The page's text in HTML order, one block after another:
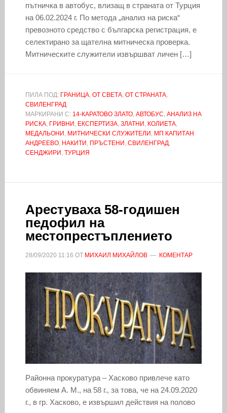
пътничка в автобус, влизащ в страната от Турция
на 06.02.2024 г. По метода „анализ на риска“
превозното средство с българска регистрация, е
селектирано за щателна митническа проверка.
Митническите служители извършват личен […]
ПИЛА ПОД: ГРАНИЦА, ОТ СВЕТА, ОТ СТРАНАТА,
СВИЛЕНГРАД
МАРКИРАНИ С: 14-КАРАТОВО ЗЛАТО, АВТОБУС, АНАЛИЗ НА
РИСКА, ГРИВНИ , ЕКСПЕРТИЗА, ЗЛАТНИ , КОЛИЕТА,
МЕДАЛЬОНИ , МИТНИЧЕСКИ СЛУЖИТЕЛИ , МП КАПИТАН
АНДРЕЕВО, НАКИТИ , ПРЪСТЕНИ , СВИЛЕНГРАД,
СЕНДЖИРИ , ТУРЦИЯ
Арестуваха 58-годишен
педофил на
местопрестъплението
28/09/2020 11:16 ОТ МИХАИЛ МИХАЙЛОВ КОМЕНТАР
Районна прокуратура – Хасково привлече като
обвиняем А. М., на 58 г., за това, че на 24.09.2020
г., в гр. Хасково, е извършил действия на полово